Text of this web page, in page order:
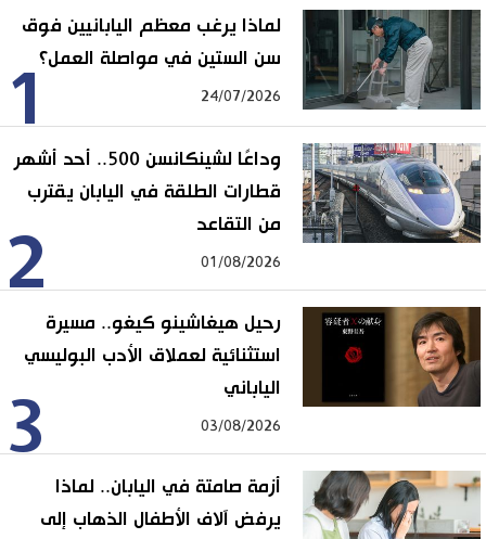
1
لماذا يرغب معظم اليابانيين فوق
سن الستين في مواصلة العمل؟
24/07/2026
2
وداعًا لشينكانسن 500.. أحد أشهر
قطارات الطلقة في اليابان يقترب
من التقاعد
01/08/2026
3
رحيل هيغاشينو كيغو.. مسيرة
استثنائية لعملاق الأدب البوليسي
الياباني
03/08/2026
أزمة صامتة في اليابان.. لماذا
يرفض آلاف الأطفال الذهاب إلى